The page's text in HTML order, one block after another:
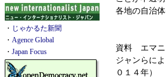
・ じゃかるた新聞
・ Agence Global
・ Japan Focus
各地の自治
資料 エマニ
ジャンらに
０１４年）